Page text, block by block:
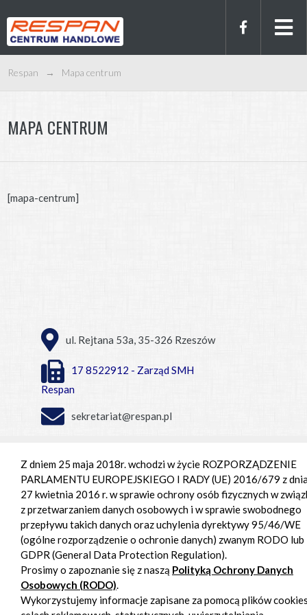
Respan → Mapa centrum
MAPA CENTRUM
[mapa-centrum]
ul. Rejtana 53a, 35-326 Rzeszów
17 8522912 - Zarząd SMH
Respan
sekretariat@respan.pl
Pon. - pt. 9:00 – 18:00,
Sob. 9:00 - 15:00
Z dniem 25 maja 2018r. wchodzi w życie ROZPORZĄDZENIE
PARLAMENTU EUROPEJSKIEGO I RADY (UE) 2016/679 z
27 kwietnia 2016 r. w sprawie ochrony osób fizycznych w
z przetwarzaniem danych osobowych i w sprawie swobodnego
przepływu takich danych oraz uchylenia dyrektywy 95/46/WE
(ogólne rozporządzenie o ochronie danych) zwanym RODO lub
GDPR (General Data Protection Regulation).
Prosimy o zapoznanie się z naszą Polityką Ochrony Danych
Osobowych (RODO).
Wykorzystujemy informacje zapisane za pomocą plików